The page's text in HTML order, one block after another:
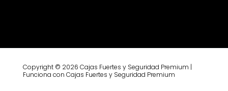
Copyright © 2026 Cajas Fuertes y Seguridad Premium |
Funciona con Cajas Fuertes y Seguridad Premium